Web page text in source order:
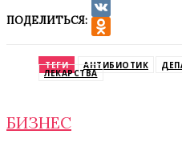
ПОДЕЛИТЬСЯ:
VK
ТЕГИ АНТИБИОТИК
ЛЕКАРСТВА
БИЗНЕС